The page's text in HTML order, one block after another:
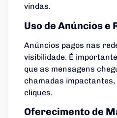
vindas.
Uso de Anúncios e
Anúncios pagos nas
visibilidade. É
que as mensagens
chamadas
cliques.
Oferecimento de